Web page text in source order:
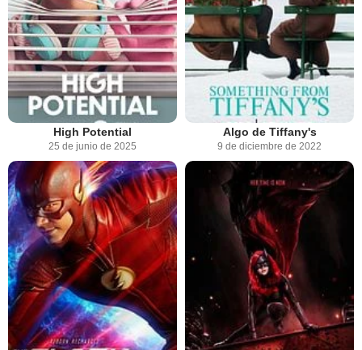
High Potential
25 de junio de 2025
Algo de Tiffany's
9 de diciembre de 2022